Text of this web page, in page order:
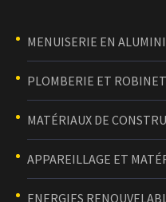
MENUISERIE EN
PLOMBERIE ET
MATÉRIAUX DE
APPAREILLAGE ET
ENERGIES